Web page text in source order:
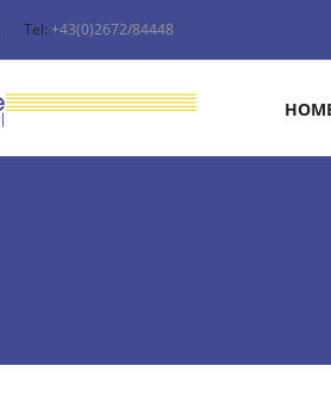
Tel: +43(0)2672/84448